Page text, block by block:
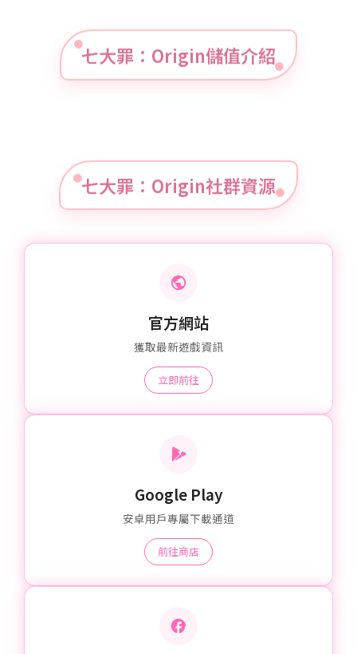
七大罪：Origin儲值介紹
七大罪：Origin社群資源
官方網站
獲取最新遊戲資訊
立即前往
Google Play
安卓用戶專屬下載通道
前往商店